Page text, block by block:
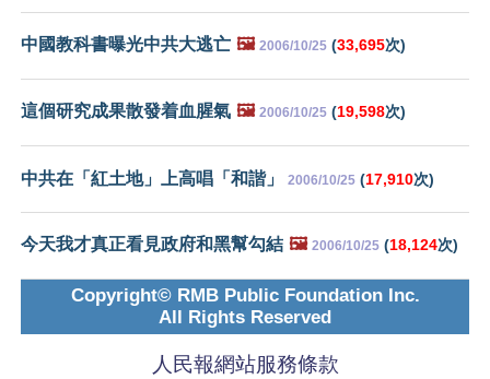
中國教科書曝光中共大逃亡 🖼️ 2006/10/25 (33,695次)
這個研究成果散發着血腥氣 🖼️ 2006/10/25 (19,598次)
中共在「紅土地」上高唱「和諧」 2006/10/25 (17,910次)
今天我才真正看見政府和黑幫勾結 🖼️ 2006/10/25 (18,124次)
Copyright© RMB Public Foundation Inc.
All Rights Reserved
人民報網站服務條款